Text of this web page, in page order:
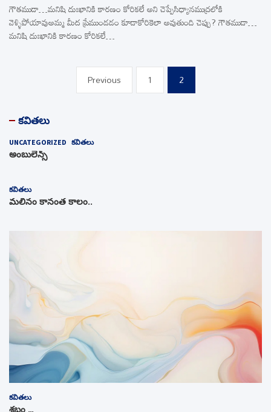
గౌతముడా…మనిషి దుఃఖానికి కారణం కోరికలే అని చెప్పేసిధ్యానముద్రలోకి
వెళ్ళిపోయావుఅమ్మ మీద ప్రేముండడం కూడాకోరికెలా అవుతుంది చెప్పు? గౌతముడా…
మనిషి దుఃఖానికి కారణం కోరికలే…
pagination
Previous 1 2
కవితలు
UNCATEGORIZED కవితలు
అంబులెన్స్‌
కవితలు
మలినం కానంత కాలం..
కవితలు